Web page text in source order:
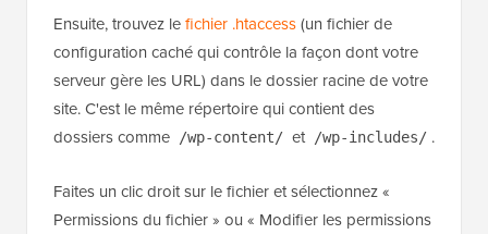
Ensuite, trouvez lefichier .htaccess(un fichier de
configuration caché qui contrôle la façon dont votre
serveur gère les URL) dans le dossier racine de votre
site. C'est le même répertoire qui contient des
dossiers comme
/wp-content/ et /wp-includes/ .
Faites un clic droit sur le fichier et sélectionnez «
Permissions du fichier » ou « Modifier les permissions